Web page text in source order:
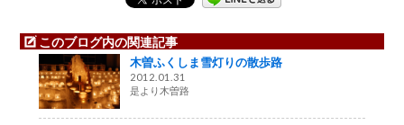
このブログ内の関連記事
木曽ふくしま雪灯りの散歩路
2012.01.31
是より木曽路